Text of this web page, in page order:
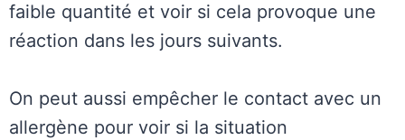
faible quantité et voir si cela provoque une
réaction dans les jours suivants.
On peut aussi empêcher le contact avec un
allergène pour voir si la situation